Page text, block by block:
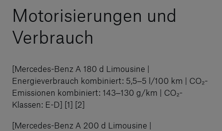
Motorisierungen und
Verbrauch
[Mercedes-Benz A 180 d Limousine |
Energieverbrauch kombiniert: 5,5‒5 l/100 km | CO₂-
Emissionen kombiniert: 143‒130 g/km | CO₂-
Klassen: E-D] [1] [2]
[Mercedes-Benz A 200 d Limousine |